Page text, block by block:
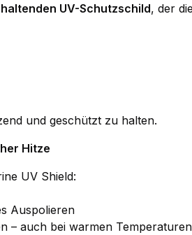
UV-Schutzschild, der
und geschützt zu halten.
Hitze
UV Shield:
Auspolieren
– auch bei warmen Temperaturen